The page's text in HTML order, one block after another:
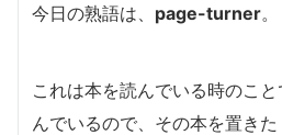
今日の熟語は、 page-turner。
これは本を読んでいる時のこ
んでいるので、その本を置き